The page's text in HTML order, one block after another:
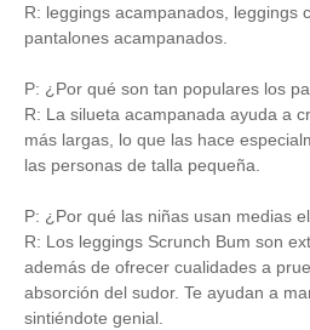
R: leggings acampanados, leggings
pantalones acampanados.
P: ¿Por qué son tan populares los
R: La silueta acampanada ayuda a
más largas, lo que las hace
las personas de talla pequeña.
P: ¿Por qué las niñas usan medias
R: Los leggings Scrunch Bum son
además de ofrecer cualidades a
absorción del sudor. Te ayudan a
sintiéndote genial.